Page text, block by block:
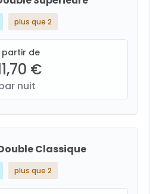
plus que 2
partir de
€
nuit
Classique
plus que 2